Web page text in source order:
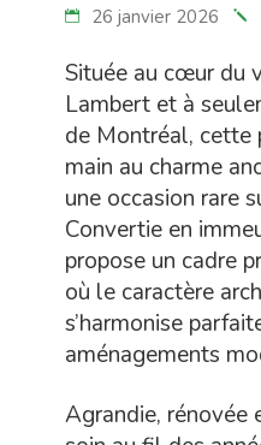
26 janvier 2026
Située au cœur du
Lambert et à
de Montréal, cette
main au charme
une occasion rare
Convertie en
propose un cadre
où le caractère
s’harmonise
aménagements
Agrandie, rénovée